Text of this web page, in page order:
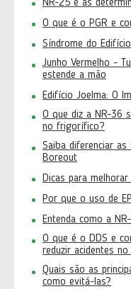
NR-25 e as
O que é o PGR e
Síndrome do
Junho Vermelho -
estende a mão
Edifício Joelma: O
O que diz a NR-36
no frigorífico?
Saiba diferenciar
Boreout
Dicas para
Por que o uso de
Entenda como a
O que é o DDS e
reduzir acidentes
Quais são as
como evitá-las?